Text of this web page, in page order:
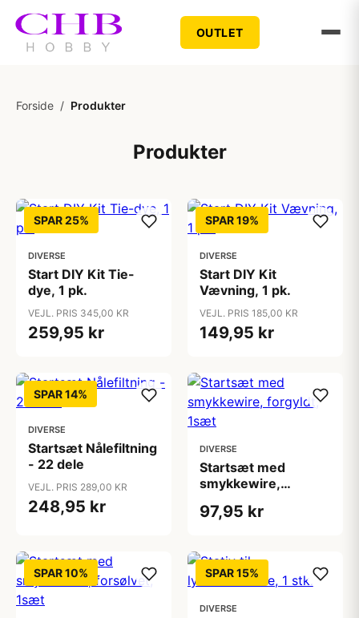
OUTLET
Forside / Produkter
Produkter
SPAR 25%
DIVERSE
Start DIY Kit Tie-
dye, 1 pk.
VEJL. PRIS 345,00 KR
259,95 kr
SPAR 19%
DIVERSE
Start DIY Kit
Vævning, 1 pk.
VEJL. PRIS 185,00 KR
149,95 kr
SPAR 14%
DIVERSE
Startsæt Nålefiltning
- 22 dele
VEJL. PRIS 289,00 KR
248,95 kr
DIVERSE
Startsæt med
smykkewire,
97,95 kr
SPAR 10% SPAR 15%
DIVERSE